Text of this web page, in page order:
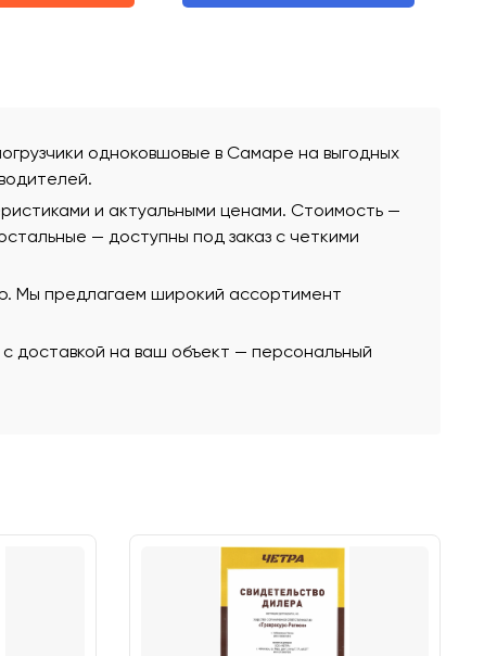
одноковшовые в Самаре на выгодных
и актуальными ценами. Стоимость —
— доступны под заказ с четкими
Мы предлагаем широкий ассортимент
доставкой на ваш объект — персональный